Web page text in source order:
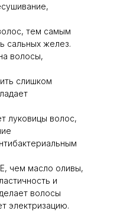
тем самым
сальных желез.
волосы,
слишком
луковицы волос,
чем масло оливы,
и
волосы
электризацию.